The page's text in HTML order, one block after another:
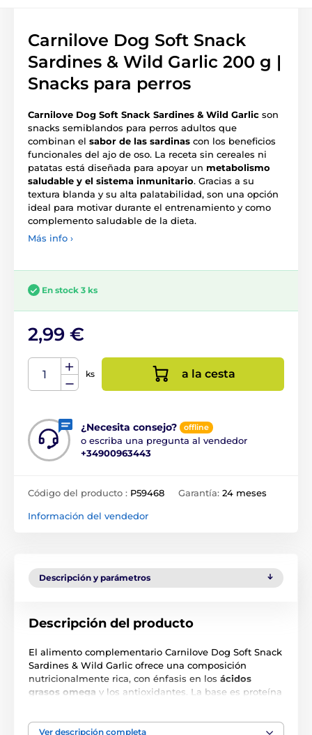
Carnilove Dog Soft Snack
Sardines & Wild Garlic 200 g |
Snacks para perros
Carnilove Dog Soft Snack Sardines & Wild Garlic son
snacks semiblandos para perros adultos que
combinan el sabor de las sardinas con los beneficios
funcionales del ajo de oso. La receta sin cereales ni
patatas está diseñada para apoyar un metabolismo
saludable y el sistema inmunitario. Gracias a su
textura blanda y su alta palatabilidad, son una opción
ideal para motivar durante el entrenamiento y como
complemento saludable de la dieta.
Más info ›
En stock 3 ks
2,99 €
ks a la cesta
¿Necesita consejo? offline
o escriba una pregunta al vendedor
+34900963443
Código del producto : P59468 Garantía: 24 meses
Información del vendedor
Descripción y parámetros
Descripción del producto
El alimento complementario Carnilove Dog Soft Snack
Sardines & Wild Garlic ofrece una composición
nutricionalmente rica, con énfasis en los ácidos
grasos omega y los antioxidantes. La base es proteína
cereales ni patatas, lo que lo hace adecuado para
Ver descripción completa